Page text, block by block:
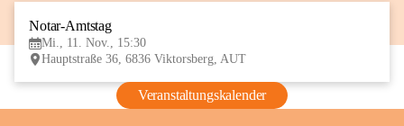
Notar-Amtstag
Mi., 11. Nov., 15:30
Hauptstraße 36, 6836 Viktorsberg, AUT
Veranstaltungskalender